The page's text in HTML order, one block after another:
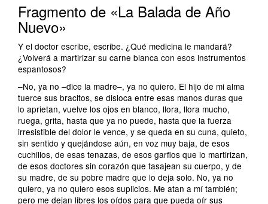
Fragmento de «La Balada de Año
Nuevo»
Y el doctor escribe, escribe. ¿Qué medicina le mandará?
¿Volverá a martirizar su carne blanca con esos instrumentos
espantosos?
–No, ya no –dice la madre–, ya no quiero. El hijo de mi alma
tuerce sus bracitos, se disloca entre esas manos duras que
lo aprietan, vuelve los ojos en blanco, llora, llora mucho,
ruega, grita, hasta que ya no puede, hasta que la fuerza
irresistible del dolor le vence, y se queda en su cuna, quieto,
sin sentido y quejándose aún, en voz muy baja, de esos
cuchillos, de esas tenazas, de esos garfios que lo martirizan,
de esos doctores sin corazón que tasajean su cuerpo, y de
su madre, de su pobre madre que lo deja solo. No, ya no
quiero, ya no quiero esos suplicios. Me atan a mí también;
pero me dejan libres los oídos para que pueda oír sus